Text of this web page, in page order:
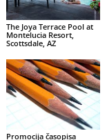
The Joya Terrace Pool at
Montelucia Resort,
Scottsdale, AZ
Promocija časopisa